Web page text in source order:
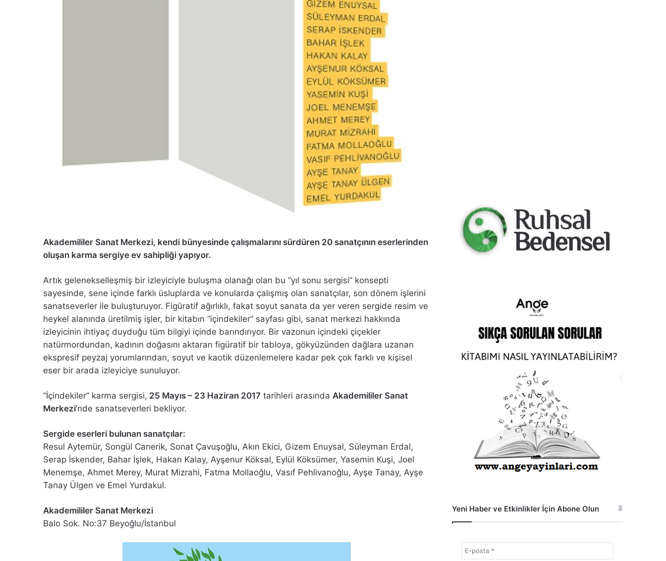
Akademililer Sanat Merkezi, kendi bünyesinde çalışmalarını sürdüren 20 sanatçının eserlerinden
oluşan karma sergiye ev sahipliği yapıyor.
Artık gelenekselleşmiş bir izleyiciyle buluşma olanağı olan bu “yıl sonu sergisi” konsepti
sayesinde, sene içinde farklı üsluplarda ve konularda çalışmış olan sanatçılar, son dönem işlerini
sanatseverler ile buluşturuyor. Figüratif ağırlıklı, fakat soyut sanata da yer veren sergide resim ve
heykel alanında üretilmiş işler, bir kitabın “içindekiler” sayfası gibi, sanat merkezi hakkında
izleyicinin ihtiyaç duyduğu tüm bilgiyi içinde barındırıyor. Bir vazonun içindeki çiçekler
natürmordundan, kadının doğasını aktaran figüratif bir tabloya, gökyüzünden dağlara uzanan
ekspresif peyzaj yorumlarından, soyut ve kaotik düzenlemelere kadar pek çok farklı ve kişisel
eser bir arada izleyiciye sunuluyor.
“İçindekiler” karma sergisi, 25 Mayıs – 23 Haziran 2017 tarihleri arasında Akademililer Sanat
Merkezi’nde sanatseverleri bekliyor.
Sergide eserleri bulunan sanatçılar:
Resul Aytemür, Songül Canerik, Sonat Çavuşoğlu, Akın Ekici, Gizem Enuysal, Süleyman Erdal,
Serap İskender, Bahar İşlek, Hakan Kalay, Ayşenur Köksal, Eylül Köksümer, Yasemin Kuşi, Joel
Menemşe, Ahmet Merey, Murat Mizrahi, Fatma Mollaoğlu, Vasıf Pehlivanoğlu, Ayşe Tanay, Ayşe
Tanay Ülgen ve Emel Yurdakul.
Akademililer Sanat Merkezi
Balo Sok. No:37 Beyoğlu/İstanbul
Yeni Haber ve Etkinlikler İçin Abone Olun